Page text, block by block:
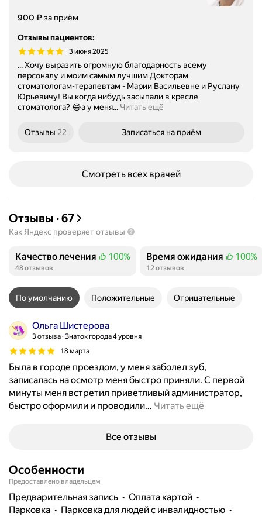
Цена
900 ₽за приём
Отзывы пациентов:
3 июня 2025
... Хочу выразить огромную благодарность всему
персоналу и моим самым лучшим Докторам
стоматологам-терапевтам - Марии Васильевне и Руслану
Юрьевичу! Вы когда нибудь засыпали в кресле
стоматолога? 😂а у меня... Читать ещё
Отзывы 22 Записаться на приём
Смотреть всех врачей
Отзывы ·67
Как Яндекс проверяет отзывы
Качество лечения
Положительных отзывов
100%
48 отзывов
Время ожидания
Положительных отзывов
100%
12 отзывов
По умолчанию Положительные Отрицательные
Ольга Шистерова
3 отзыва Знаток города 4 уровня
18 марта
Была в городе проездом, у меня заболел зуб,
записалась на осмотр меня быстро приняли. С первой
минуты меня встретил приветливый администратор,
быстро оформили и проводили… Читать ещё
Все отзывы
Особенности
Предоставлено владельцем
предварительная запись
Оплата картой
парковка
парковка для людей с инвалидностью